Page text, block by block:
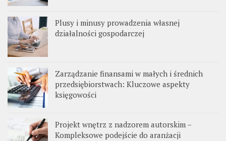
Plusy i minusy prowadzenia własnej
działalności gospodarczej
Zarządzanie finansami w małych i średnich
przedsiębiorstwach: Kluczowe aspekty
księgowości
Projekt wnętrz z nadzorem autorskim –
Kompleksowe podejście do aranżacji